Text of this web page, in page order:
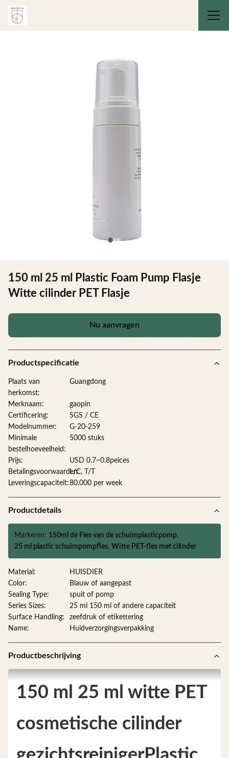
150 ml 25 ml Plastic Foam Pump Flasje
Witte cilinder PET Flasje
Nu aanvragen
Productspecificatie
Plaats van
herkomst:
Guangdong
Merknaam:
gaopin
Certificering:
SGS / CE
Modelnummer:
G-20-259
Minimale
bestelhoeveelheid:
5000 stuks
Prijs:
USD 0.7~0.8peices
Betalingsvoorwaarden:L/C, T/T
Leveringscapaciteit:80.000 per week
Productdetails
Markeren: 150ml de Fles van de schuimplasticpomp,
25 ml plastic schuimpompfles, Witte PET-fles met cilinder
Material:
HUISDIER
Color:
Blauw of aangepast
Sealing Type:
spuit of pomp
Series Sizes:
25 ml 150 ml of andere capaciteit
Surface Handling:
zeefdruk of etikettering
Name:
Huidverzorgingsverpakking
Productbeschrijving
150 ml 25 ml witte PET
cosmetische cilinder